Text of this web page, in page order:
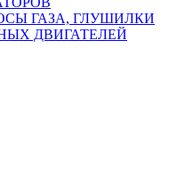
ГАЗА, ГЛУШИЛКИ
ДВИГАТЕЛЕЙ